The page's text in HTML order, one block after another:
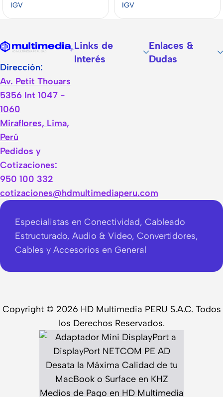
IGV
IGV
Dirección:
Av. Petit Thouars
5356 Int 1047 -
1060
Miraflores, Lima,
Perú
Pedidos y
Cotizaciones:
950 100 332
cotizaciones@hdmultimediaperu.com
Links de
Interés
Enlaces &
Dudas
Especialistas en Conectividad, Cableado
Estructurado, Audio & Video, Convertidores,
Cables y Accesorios en General
Copyright © 2026 HD Multimedia PERU S.A.C. Todos
los Derechos Reservados.